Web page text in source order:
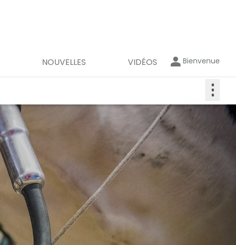
NOUVELLES VIDÉOS Bienvenue
⋮